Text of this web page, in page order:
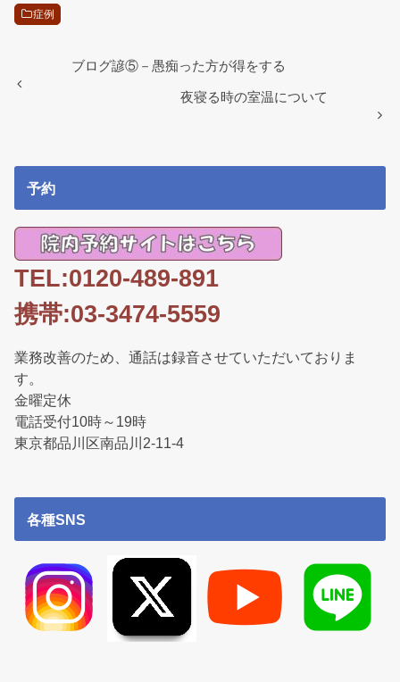
e
症例
ブログ諺⑤－愚痴った方が得をする
夜寝る時の室温について
予約
TEL:0120-489-891
携帯:03-3474-5559
業務改善のため、通話は録音させていただいておりま
す。
金曜定休
電話受付10時～19時
東京都品川区南品川2-11-4
各種SNS